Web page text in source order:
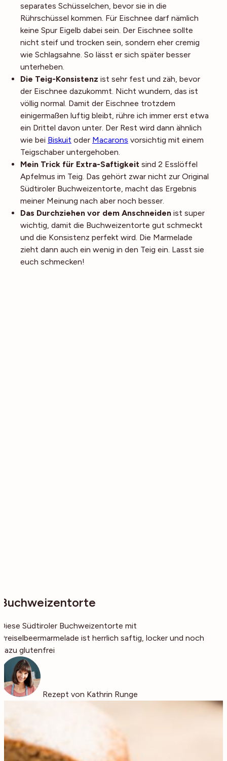
separates Schüsselchen, bevor sie in die
Rührschüssel kommen. Für Eischnee darf nämlich
keine Spur Eigelb dabei sein. Der Eischnee sollte
nicht steif und trocken sein, sondern eher cremig
wie Schlagsahne. So lässt er sich später besser
unterheben.
Die Teig-Konsistenz ist sehr fest und zäh, bevor
der Eischnee dazukommt. Nicht wundern, das ist
völlig normal. Damit der Eischnee trotzdem
einigermaßen luftig bleibt, rühre ich immer erst etwa
ein Drittel davon unter. Der Rest wird dann ähnlich
wie bei Biskuit oder Macarons vorsichtig mit einem
Teigschaber untergehoben.
Mein Trick für Extra-Saftigkeit sind 2 Esslöffel
Apfelmus im Teig. Das gehört zwar nicht zur Original
Südtiroler Buchweizentorte, macht das Ergebnis
meiner Meinung nach aber noch besser.
Das Durchziehen vor dem Anschneiden ist super
wichtig, damit die Buchweizentorte gut schmeckt
und die Konsistenz perfekt wird. Die Marmelade
zieht dann auch ein wenig in den Teig ein. Lasst sie
euch schmecken!
Buchweizentorte
Diese Südtiroler Buchweizentorte mit
Preiselbeermarmelade ist herrlich saftig, locker und noch
dazu glutenfrei
Rezept von Kathrin Runge